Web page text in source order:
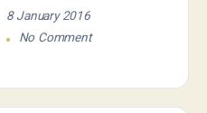
8 January 2016
No Comment